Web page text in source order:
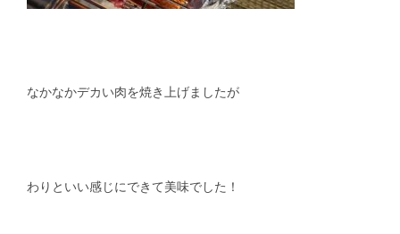
なかなかデカい肉を焼き上げましたが
わりといい感じにできて美味でした！